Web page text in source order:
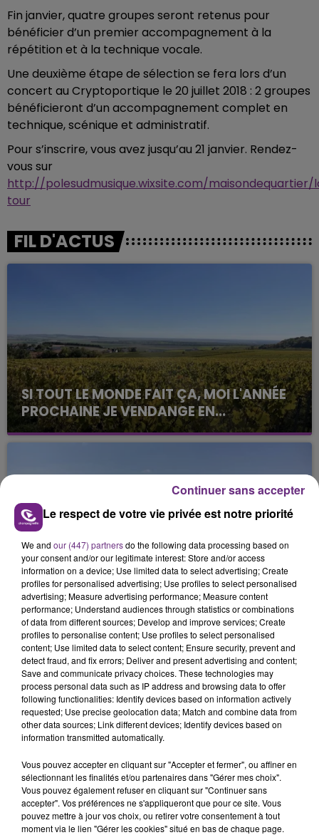
Fin janvier, quatre groupes seront retenus pour
bénéficier d’un premier accompagnement à la
répétition et à la technique vocale.
Une deuxième étape de sélection se fera lors d’un
concert au Cryptoportique le 20 juillet 2018 : 2 groupes
bénéficieront d’un accompagnement complet en
technique, scénique et administratif.
Pour s’inscrire, vous avez jusqu’au 21 janvier. Rendez-
vous sur
http://polesudmusique.wixsite.com/
tour
FIL D'ACTUS
SI TOUT LE MONDE FAIT ÇA, MOI L'ANNÉE
PROCHAINE JE VENDANGE EN...
La vendange en Champagne a débuté ce jeudi 6
août dans la commune de Montgueux (Aube). Du
L'INSPECTION DU TRAVAIL RAPPELLE À
L'ORDRE SUR LES CONDITIONS DE...
Alors que les dates de début des vendange 2026
s'est avéré être plus précoce que prévu,
l'inspection du Travail en profite pour rappeler
les conditions de...
TITRES DIFFUSÉS
4h49
4h49 4h45
4h45
Le respect de votre vie privée est notre priorité
We and our (447) partnersdo the following data processing based on
your consent and/or our legitimate interest: Store and/or access
information on a device; Use limited data to select advertising; Create
profiles for personalised advertising; Use profiles to select personalised
advertising; Measure advertising performance; Measure content
performance; Understand audiences through statistics or combinations
of data from different sources; Develop and improve services; Create
profiles to personalise content; Use profiles to select personalised
content; Use limited data to select content; Ensure security, prevent and
detect fraud, and fix errors; Deliver and present advertising and content;
Save and communicate privacy choices. These technologies may
process personal data such as IP address and browsing data to offer
following functionalities: Identify devices based on information actively
requested; Use precise geolocation data; Match and combine data from
other data sources; Link different devices; Identify devices based on
information transmitted automatically.
Vous pouvez accepter en cliquant sur "Accepter et fermer", ou affiner en
sélectionnant les finalités et/ou partenaires dans "Gérer mes choix".
Vous pouvez également refuser en cliquant sur "Continuer sans
accepter". Vos préférences ne s'appliqueront que pour ce site. Vous
pouvez mettre à jour vos choix, ou retirer votre consentement à tout
moment via le lien "Gérer les cookies" situé en bas de chaque page.
Continuer sans accepter